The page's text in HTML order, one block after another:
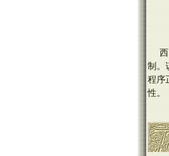
制。
程序
性。